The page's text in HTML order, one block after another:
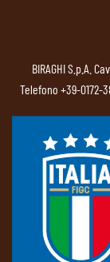
BIRAGHI S.p.A.
Telefono +39-0172-